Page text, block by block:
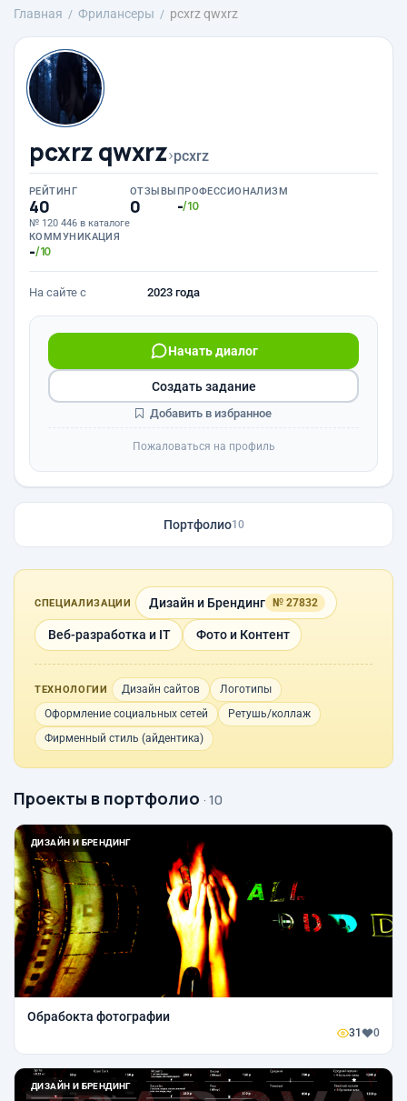
Главная Фрилансеры pcxrz qwxrz
pcxrz qwxrz›pcxrz
РЕЙТИНГ
40
№ 120 446 в каталоге
ОТЗЫВЫ
0
ПРОФЕССИОНАЛИЗМ
-/10
КОММУНИКАЦИЯ
-/10
На сайте с 2023 года
Начать диалог
Создать задание
Добавить в избранное
Пожаловаться на профиль
Портфолио10
СПЕЦИАЛИЗАЦИИ Дизайн и Брендинг № 27832
Веб-разработка и IT Фото и Контент
ТЕХНОЛОГИИ Дизайн сайтов
Логотипы
Оформление социальных сетей
Ретушь/коллаж
Фирменный стиль (айдентика)
Проекты в портфолио · 10
ДИЗАЙН И БРЕНДИНГ
Обрабокта фотографии
31 0
ДИЗАЙН И БРЕНДИНГ